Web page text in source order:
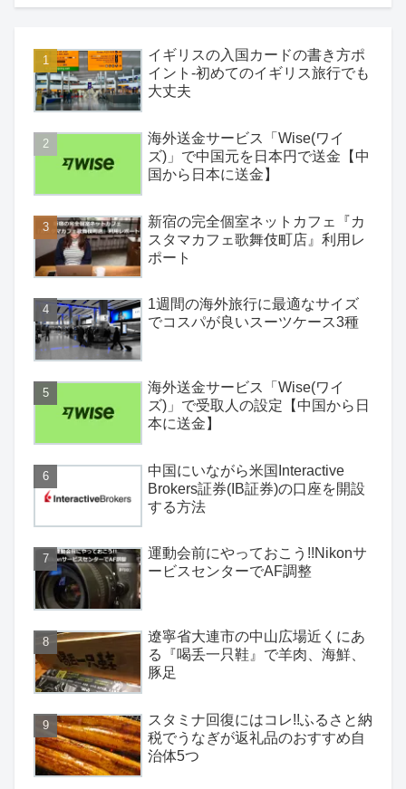
イギリスの入国カードの書き方ポ
イント-初めてのイギリス旅行でも
大丈夫
海外送金サービス「Wise(ワイ
ズ)」で中国元を日本円で送金【中
国から日本に送金】
新宿の完全個室ネットカフェ『カ
スタマカフェ歌舞伎町店』利用レ
ポート
1週間の海外旅行に最適なサイズ
でコスパが良いスーツケース3種
海外送金サービス「Wise(ワイ
ズ)」で受取人の設定【中国から日
本に送金】
中国にいながら米国Interactive
Brokers証券(IB証券)の口座を開設
する方法
運動会前にやっておこう!!Nikonサ
ービスセンターでAF調整
遼寧省大連市の中山広場近くにあ
る『喝丢一只鞋』で羊肉、海鮮、
豚足
スタミナ回復にはコレ!!ふるさと納
税でうなぎが返礼品のおすすめ自
治体5つ